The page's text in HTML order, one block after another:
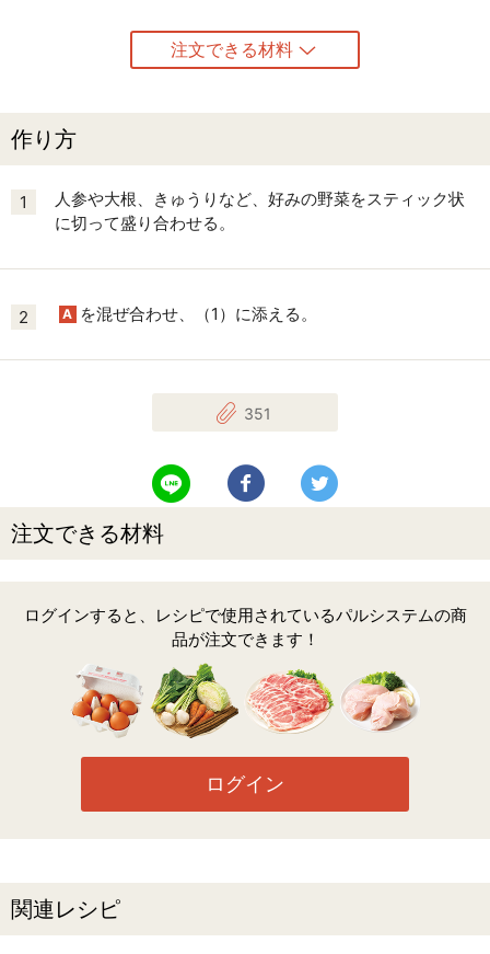
注文できる材料
作り方
1
人参や大根、きゅうりなど、好みの野菜をスティック状
に切って盛り合わせる。
2 A を混ぜ合わせ、（1）に添える。
351
LINEで送る Facebookでシェアする
注文できる材料
ログインすると、レシピで使用されているパルシステムの商
品が注文できます！
ログイン
関連レシピ